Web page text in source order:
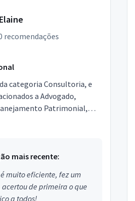
Elaine
recomendações
categoria Consultoria, e
a Advogado,
Patrimonial,
mais recente:
muito eficiente, fez um
de primeira o que
a todos!